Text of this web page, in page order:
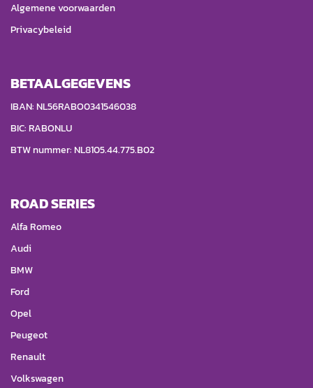
Algemene voorwaarden
Privacybeleid
BETAALGEGEVENS
IBAN: NL56RABO0341546038
BIC: RABONLU
BTW nummer: NL8105.44.775.B02
ROAD SERIES
Alfa Romeo
Audi
BMW
Ford
Opel
Peugeot
Renault
Volkswagen